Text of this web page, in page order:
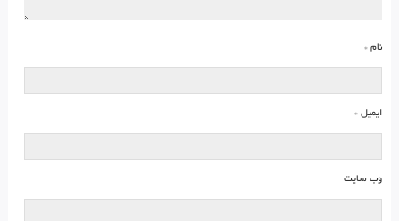
نام *
ایمیل *
وب‌ سایت